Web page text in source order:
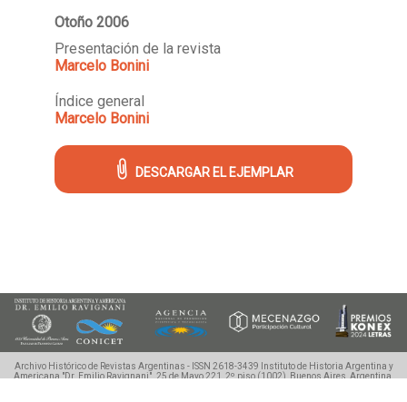
Otoño 2006
Presentación de la revista
Marcelo Bonini
Índice general
Marcelo Bonini
DESCARGAR EL EJEMPLAR
Archivo Histórico de Revistas Argentinas - ISSN 2618-3439
Instituto de Historia Argentina y
Americana "Dr. Emilio Ravignani". 25 de Mayo 221, 2º piso (1002), Buenos Aires, Argentina.